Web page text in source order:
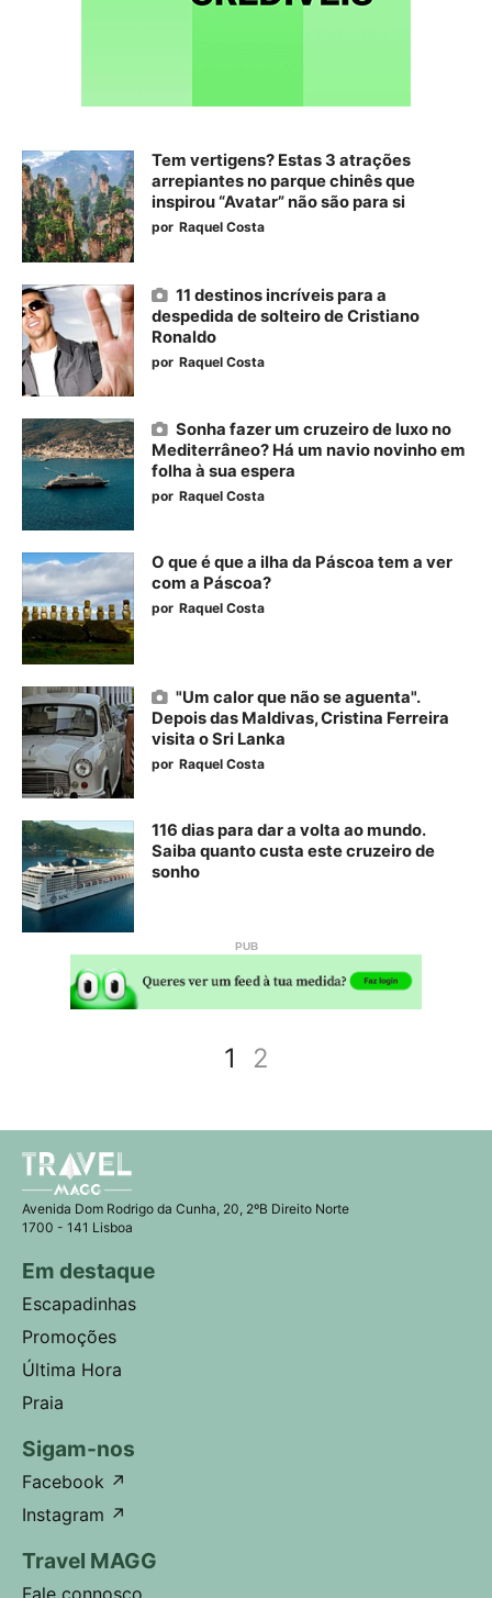
Tem vertigens? Estas 3 atrações
arrepiantes no parque chinês que
inspirou “Avatar” não são para si
por Raquel Costa
11 destinos incríveis para a
despedida de solteiro de Cristiano
Ronaldo
por Raquel Costa
Sonha fazer um cruzeiro de luxo no
Mediterrâneo? Há um navio novinho em
folha à sua espera
por Raquel Costa
O que é que a ilha da Páscoa tem a ver
com a Páscoa?
por Raquel Costa
"Um calor que não se aguenta".
Depois das Maldivas, Cristina Ferreira
visita o Sri Lanka
por Raquel Costa
116 dias para dar a volta ao mundo.
Saiba quanto custa este cruzeiro de
sonho
1 2
Avenida Dom Rodrigo da Cunha, 20, 2ºB Direito Norte
1700 - 141 Lisboa
Em destaque
Escapadinhas
Promoções
Última Hora
Praia
Sigam-nos
Facebook ↗
Instagram ↗
Travel MAGG
Fale connosco